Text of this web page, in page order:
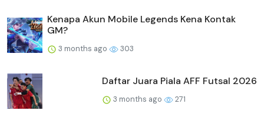
Kenapa Akun Mobile Legends Kena Kontak
GM?
3 months ago 303
Daftar Juara Piala AFF Futsal 2026
3 months ago 271